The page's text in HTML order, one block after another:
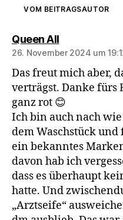
VOM BEITRAGSAUTOR
Queen Allsagt:
26. November 2024 um
Das freut mich aber,
verträgst. Danke fürs
ganz rot 😊
Ich bin auch nach
dem Waschstück und
ein bekanntes
davon hab ich
dass es überhaupt
hatte. Und
„Arztseife“